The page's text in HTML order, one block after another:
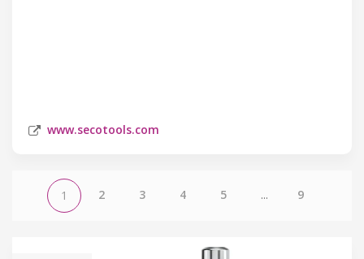
www.secotools.com
1 2 3 4 5 ... 9